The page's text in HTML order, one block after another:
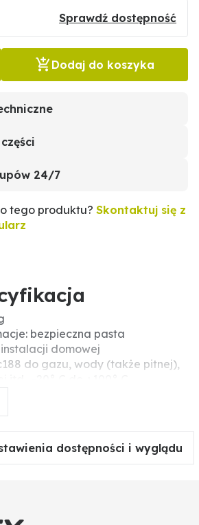
Sprawdź dostępność
Dodaj do koszyka
24/7
tego produktu? Skontaktuj się z
bezpieczna pasta
domowej
do gazu, wody (także pitnej),
dostępności i wyglądu